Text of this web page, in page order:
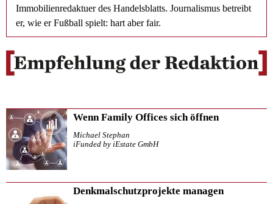
Immobilienredaktuer des Handelsblatts. Journalismus betreibt
er, wie er Fußball spielt: hart aber fair.
Wenn Family Offices sich öffnen
Michael Stephan
iFunded by iEstate GmbH
Denkmalschutzprojekte managen